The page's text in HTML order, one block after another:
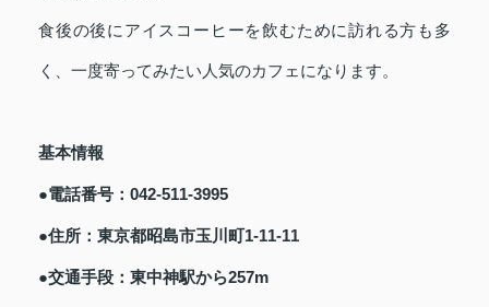
食後の後にアイスコーヒーを飲むために訪れる方も多
く、一度寄ってみたい人気のカフェになります。
基本情報
●電話番号：042-511-3995
●住所：東京都昭島市玉川町1-11-11
●交通手段：東中神駅から257m